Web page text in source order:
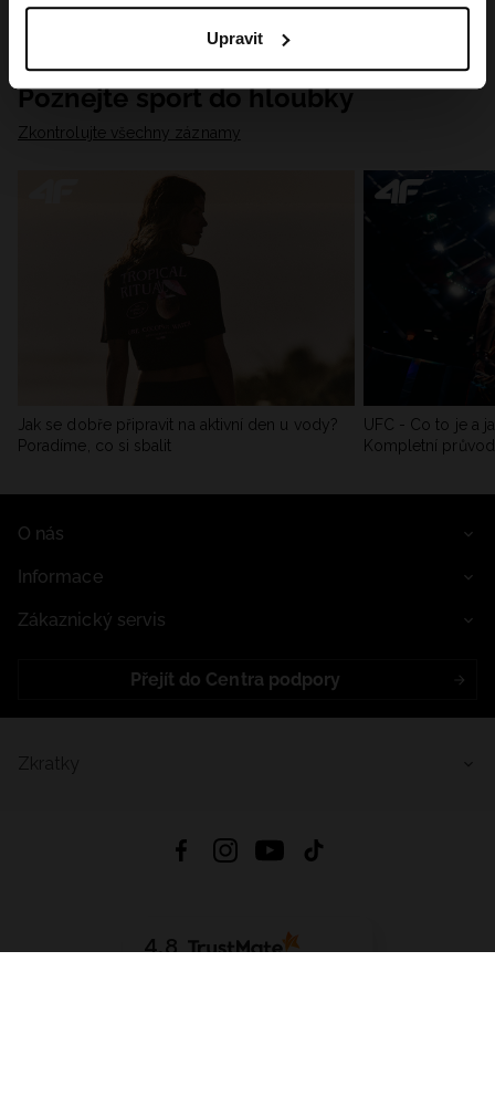
Upravit
Poznejte sport do hloubky
Zkontrolujte všechny záznamy
Jak se dobře připravit na aktivní den u vody?
Poradíme, co si sbalit
UFC - Co to je a
Kompletní
O nás
Informace
Zákaznický servis
Přejít do Centra podpory
4.8